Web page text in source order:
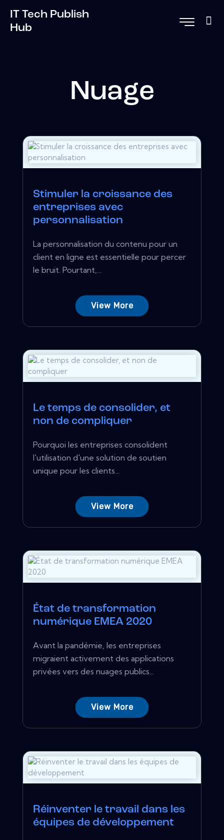
IT Tech Publish
Hub
Nuage
Stimuler la croissance des
entreprises avec
personnalisation
La personnalisation du contenu pour un
client en ligne est essentielle pour percer
le bruit. Pourtant,...
View More
Le temps de consolider, et
non de compliquer
Pourquoi les entreprises consolident
l'utilisation d'une solution de soutien
unique pour les clients...
View More
État de transformation
numérique EMEA 2020
Avant la pandémie, les entreprises
migraient activement des applications
privées vers des nuages ​​publics...
View More
Réinventer le travail dans les
équipes de développement